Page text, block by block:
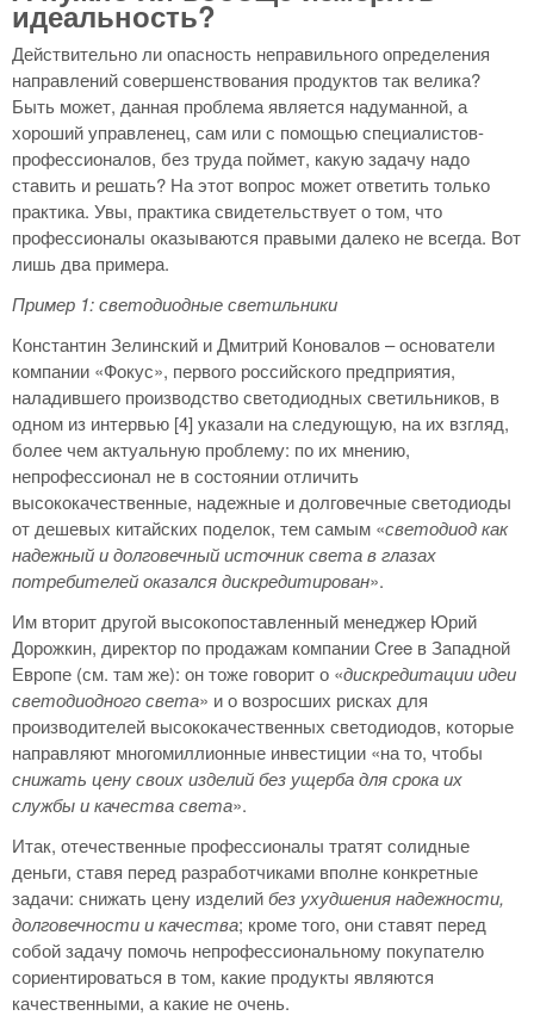
идеальность?
Действительно ли опасность неправильного определения
направлений совершенствования продуктов так велика?
Быть может, данная проблема является надуманной, а
хороший управленец, сам или с помощью специалистов-
профессионалов, без труда поймет, какую задачу надо
ставить и решать? На этот вопрос может ответить только
практика. Увы, практика свидетельствует о том, что
профессионалы оказываются правыми далеко не всегда. Вот
лишь два примера.
Пример 1: светодиодные светильники
Константин Зелинский и Дмитрий Коновалов – основатели
компании «Фокус», первого российского предприятия,
наладившего производство светодиодных светильников, в
одном из интервью [4] указали на следующую, на их взгляд,
более чем актуальную проблему: по их мнению,
непрофессионал не в состоянии отличить
высококачественные, надежные и долговечные светодиоды
от дешевых китайских поделок, тем самым «светодиод как
надежный и долговечный источник света в глазах
потребителей оказался дискредитирован».
Им вторит другой высокопоставленный менеджер Юрий
Дорожкин, директор по продажам компании Cree в Западной
Европе (см. там же): он тоже говорит о «дискредитации идеи
светодиодного света» и о возросших рисках для
производителей высококачественных светодиодов, которые
направляют многомиллионные инвестиции «на то, чтобы
снижать цену своих изделий без ущерба для срока их
службы и качества света».
Итак, отечественные профессионалы тратят солидные
деньги, ставя перед разработчиками вполне конкретные
задачи: снижать цену изделийбез ухудшения надежности,
долговечности и качества; кроме того, они ставят перед
собой задачу помочь непрофессиональному покупателю
сориентироваться в том, какие продукты являются
качественными, а какие не очень.